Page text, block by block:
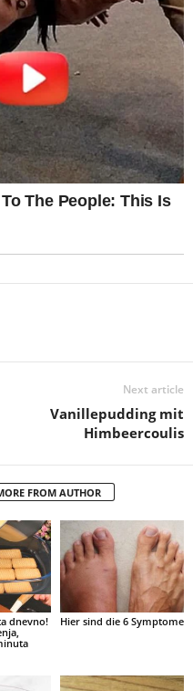
Next article
Vanillepudding mit
Himbeercoulis
FROM AUTHOR
dnevno!
Hier sind die 6 Symptome